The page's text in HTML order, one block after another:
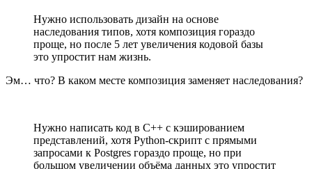
Нужно использовать дизайн на основе
наследования типов, хотя композиция гораздо
проще, но после 5 лет увеличения кодовой базы
это упростит нам жизнь.
Эм… что? В каком месте композиция заменяет наследования?
Нужно написать код в C++ с кэшированием
представлений, хотя Python-скрипт с прямыми
запросами к Postgres гораздо проще, но при
большом увеличении объёма данных это упростит